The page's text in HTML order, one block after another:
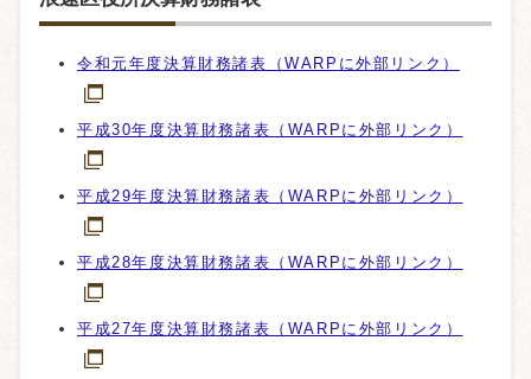
令和元年度決算財務諸表（WARPに外部リンク）
平成30年度決算財務諸表（WARPに外部リンク）
平成29年度決算財務諸表（WARPに外部リンク）
平成28年度決算財務諸表（WARPに外部リンク）
平成27年度決算財務諸表（WARPに外部リンク）